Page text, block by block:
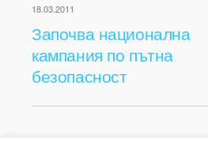
18.03.2011
Започва национална
кампания по пътна
безопасност